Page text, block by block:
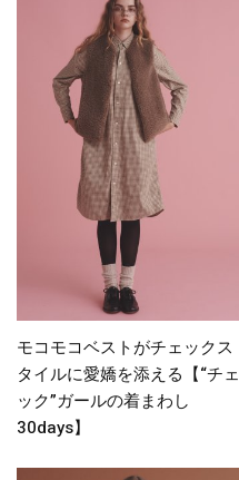
モコモコベストがチェックス
タイルに愛嬌を添える【“チェ
ック”ガールの着まわし
30days】